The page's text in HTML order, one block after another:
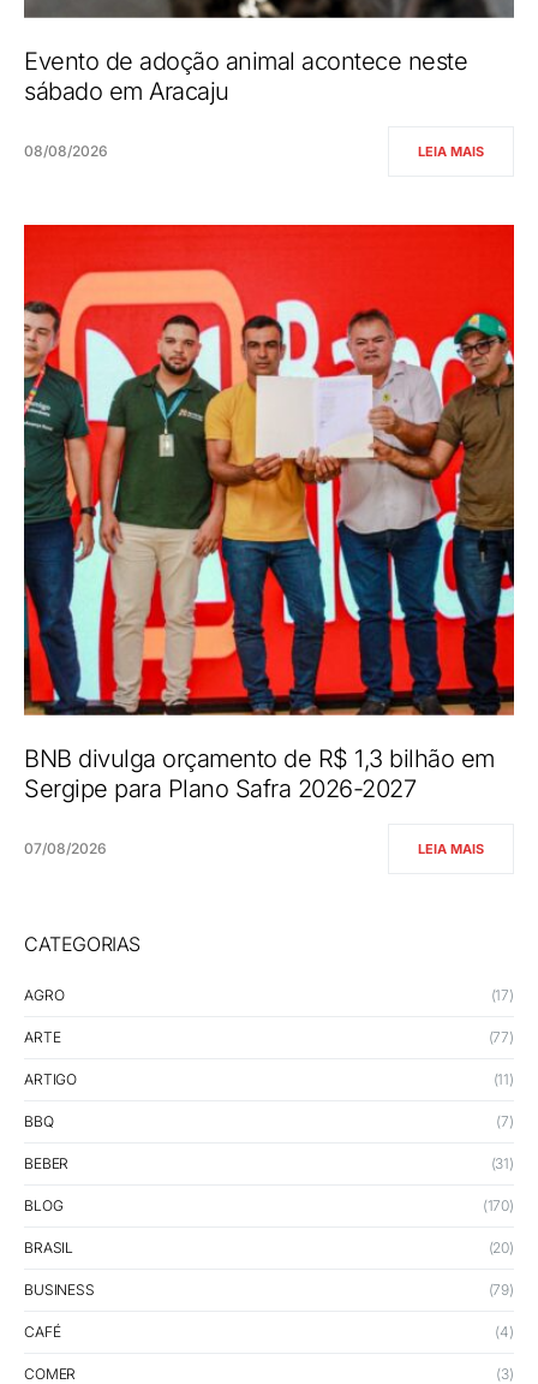
Evento de adoção animal acontece neste
sábado em Aracaju
08/08/2026 LEIA MAIS
BNB divulga orçamento de R$ 1,3 bilhão em
Sergipe para Plano Safra 2026-2027
07/08/2026 LEIA MAIS
CATEGORIAS
AGRO (17)
ARTE (77)
ARTIGO (11)
BBQ (7)
BEBER (31)
BLOG (170)
BRASIL (20)
BUSINESS (79)
CAFÉ (4)
COMER (3)